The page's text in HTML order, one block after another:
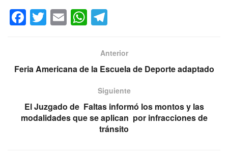
F
a
e
o
o
T
wi
er
E
m
W
h
at
s
p
p
e
gr
a
m
Anterior
Feria Americana de la Escuela de Deporte adaptado
Siguiente
El Juzgado de Faltas informó los montos y las
modalidades que se aplican por infracciones de
tránsito